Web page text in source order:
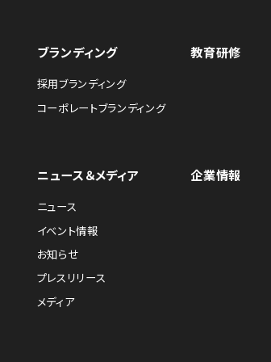
ブランディング
採用ブランディング
コーポレートブランディング
教育研修
ニュース＆メディア
ニュース
イベント情報
お知らせ
プレスリリース
メディア
企業情報